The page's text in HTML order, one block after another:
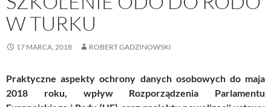
W TURKU
17 MARCA, 2018 ROBERT GADZINOWSKI
Praktyczne aspekty ochrony danych osobowych do maja
2018 roku, wpływ Rozporządzenia Parlamentu